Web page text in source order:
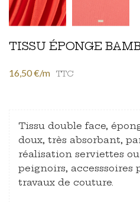
TISSU ÉPONGE
16,50 €/m TTC
Tissu double face,
doux, très absorbant,
réalisation serviettes
peignoirs, accesssoires
travaux de couture.